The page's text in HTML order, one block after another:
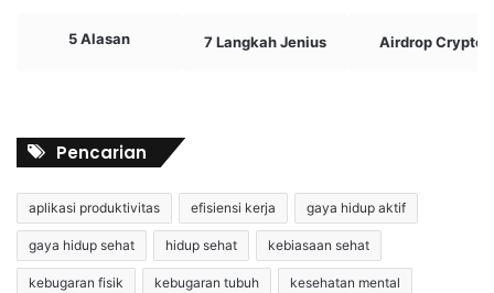
5 Alasan 7 Langkah Jenius Airdrop Crypto
Pencarian
aplikasi produktivitas efisiensi kerja gaya hidup aktif
gaya hidup sehat hidup sehat kebiasaan sehat
kebugaran fisik kebugaran tubuh kesehatan mental